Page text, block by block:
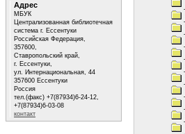
Адрес
МБУК
Централизованная библиотечная
система г. Ессентуки
Российская Федерация,
357600,
Ставропольский край,
г. Ессентуки,
ул. Интернациональная, 44
357600 Ессентуки
Россия
тел.(факс) +7(87934)6-24-12,
+7(87934)6-03-08
контакт